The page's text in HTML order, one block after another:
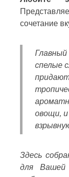
сочетание
спелые
овощи,
Здесь
для Вашей